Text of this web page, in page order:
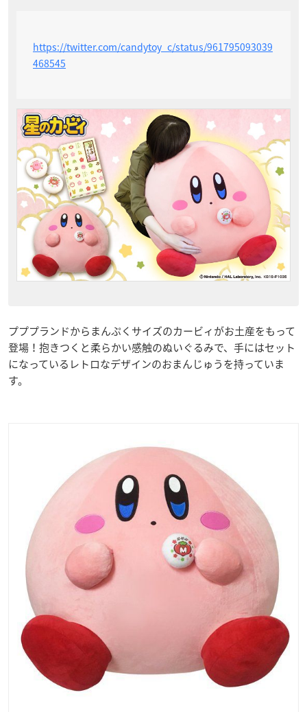
https://twitter.com/candytoy_c/status/961795093039
468545
プププランドからまんぷくサイズのカービィがお土産をもって
登場！抱きつくと柔らかい感触のぬいぐるみで、手にはセット
になっているレトロなデザインのおまんじゅうを持っていま
す。